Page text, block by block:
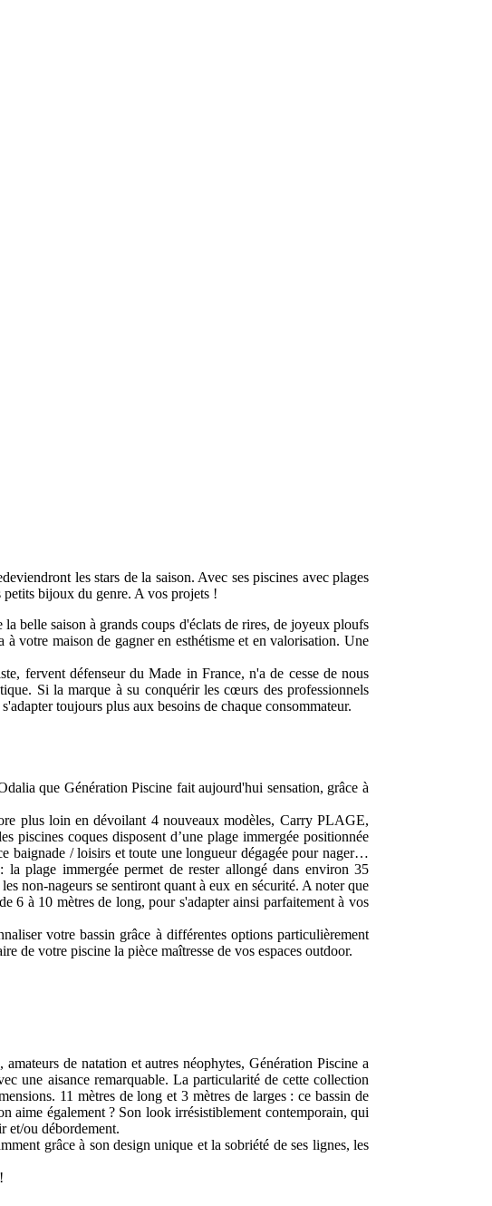
les stars de la saison. Avec ses piscines avec plages
petits bijoux du genre. A vos projets !
belle saison à grands coups d'éclats de rires, de joyeux ploufs
votre maison de gagner en esthétisme et en valorisation. Une
fervent défenseur du Made in France, n'a de cesse de nous
Si la marque à su conquérir les cœurs des professionnels
toujours plus aux besoins de chaque consommateur.
que Génération Piscine fait aujourd'hui sensation, grâce à
plus loin en dévoilant 4 nouveaux modèles, Carry PLAGE,
coques disposent d’une plage immergée positionnée
baignade / loisirs et toute une longueur dégagée pour nager…
plage immergée permet de rester allongé dans environ 35
non-nageurs se sentiront quant à eux en sécurité. A noter que
6 à 10 mètres de long, pour s'adapter ainsi parfaitement à vos
votre bassin grâce à différentes options particulièrement
de votre piscine la pièce maîtresse de vos espaces outdoor.
de natation et autres néophytes, Génération Piscine a
une aisance remarquable. La particularité de cette collection
11 mètres de long et 3 mètres de larges : ce bassin de
aime également ? Son look irrésistiblement contemporain, qui
et/ou débordement.
grâce à son design unique et la sobriété de ses lignes, les